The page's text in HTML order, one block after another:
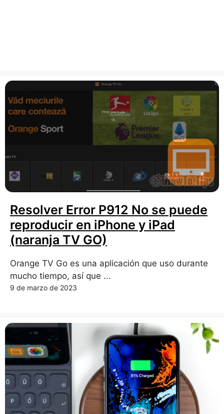
Resolver Error P912 No se puede
reproducir en iPhone y iPad
(naranja TV GO)
Orange TV Go es una aplicación que uso durante
mucho tiempo, así que ...
9 de marzo de 2023